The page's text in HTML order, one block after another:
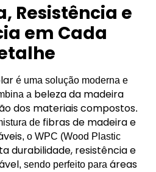
Resistência e
em Cada
é uma solução moderna e
a beleza da madeira
dos materiais compostos.
de fibras de madeira e
, o WPC (Wood Plastic
durabilidade, resistência e
, sendo perfeito para áreas